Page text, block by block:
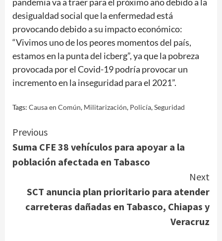
desigualdad social que la enfermedad está
provocando debido a su impacto económico:
“Vivimos uno de los peores momentos del país,
estamos en la punta del icberg”, ya que la pobreza
provocada por el Covid-19 podría provocar un
incremento en la inseguridad para el 2021”.
Tags: Causa en Común, Militarización, Policía,Seguridad
Continue
Reading
Previous
Suma CFE 38 vehículos para apoyar a la
población afectada en Tabasco
Next
SCT anuncia plan prioritario para atender
carreteras dañadas en Tabasco, Chiapas y
Veracruz